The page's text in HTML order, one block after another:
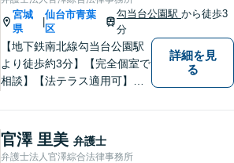
問題でお困りの方はお気軽に
ご相談ください。
宮城
県
|
仙台市青葉
区
勾当台公園駅から徒歩3
分
【地下鉄南北線勾当台公園駅
より徒歩約3分】【完全個室で
相談】【法テラス適用可】当
しつつ事件に取り組んでおり
ます。法律問題でお困りの方
はお気軽にご相談ください。
詳細を見
る
官澤 里美 弁護士
弁護士法人官澤綜合法律事務所